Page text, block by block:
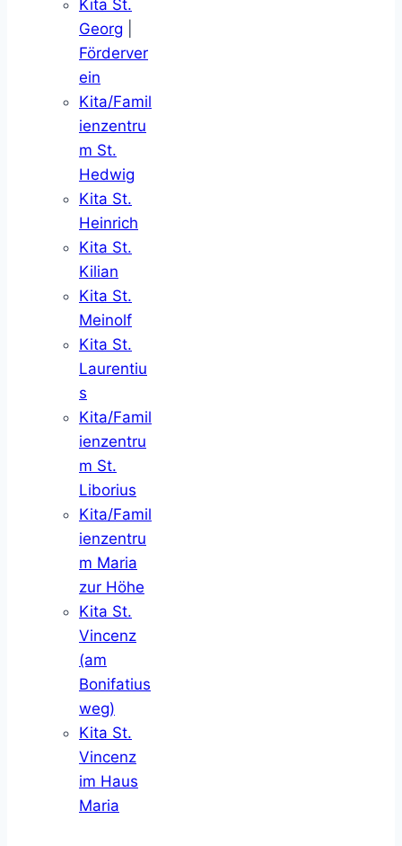
Kita St.
Georg
Förderver
ein
Kita/Famil
ienzentru
m St.
Hedwig
Kita St.
Heinrich
Kita St.
Kilian
Kita St.
Meinolf
Kita St.
Laurentiu
s
Kita/Famil
ienzentru
m St.
Liborius
Kita/Famil
ienzentru
m Maria
zur Höhe
Kita St.
Vincenz
(am
Bonifatius
weg)
Kita St.
Vincenz
im Haus
Maria